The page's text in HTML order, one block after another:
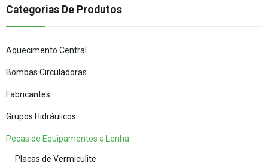
Categorias De Produtos
Aquecimento Central
Bombas Circuladoras
Fabricantes
Grupos Hidráulicos
Peças de Equipamentos a Lenha
Placas de Vermiculite